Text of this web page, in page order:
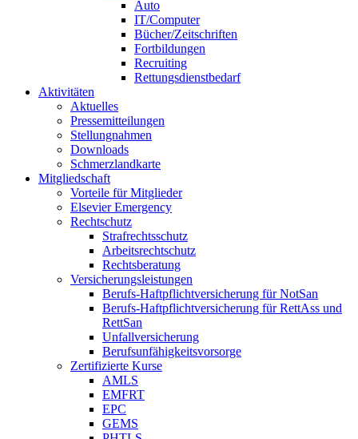
Auto
IT/Computer
Bücher/Zeitschriften
Fortbildungen
Recruiting
Rettungsdienstbedarf
Aktivitäten
Aktuelles
Pressemitteilungen
Stellungnahmen
Downloads
Schmerzlandkarte
Mitgliedschaft
Vorteile für Mitglieder
Elsevier Emergency
Rechtschutz
Strafrechtsschutz
Arbeitsrechtschutz
Rechtsberatung
Versicherungsleistungen
Berufs-Haftpflichtversicherung für NotSan
Berufs-Haftpflichtversicherung für RettAss und
RettSan
Unfallversicherung
Berufsunfähigkeitsvorsorge
Zertifizierte Kurse
AMLS
EMFRT
EPC
GEMS